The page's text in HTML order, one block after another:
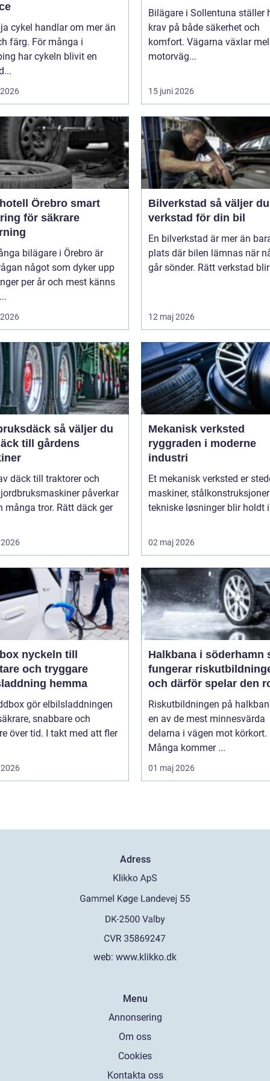
cykel handlar om mer än
färg. För många i
har cykeln blivit en
Bilägare i Sollentuna ställer
krav på både säkerhet och
komfort. Vägarna växlar
motorväg...
15 juni 2026
Örebro smart
för säkrare
bilägare i Örebro är
något som dyker upp
per år och mest känns
Bilverkstad så väljer du rätt
verkstad för din bil
En bilverkstad är mer än
plats där bilen lämnas när
går sönder. Rätt verkstad
12 maj 2026
så väljer du
till gårdens
däck till traktorer och
påverkar
många tror. Rätt däck ger
Mekanisk verksted
ryggraden i moderne
industri
Et mekanisk verksted er
maskiner,
tekniske løsninger blir holdt
02 maj 2026
till
och tryggare
hemma
gör elbilsladdningen
snabbare och
över tid. I takt med att fler
Halkbana i söderhamn så
fungerar
och därför spelar den
Riskutbildningen på
en av de mest minnesvärda
delarna i vägen mot körkort.
Många kommer ...
01 maj 2026
Adress
web: www.klikko.dk
Menu
Annonsering
Om oss
Cookies
Kontakta oss